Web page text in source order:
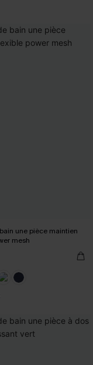
une pièce maintien
mesh